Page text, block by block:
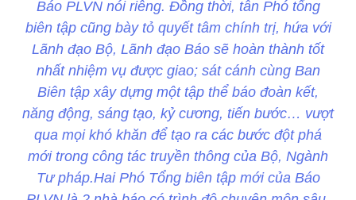
Báo PLVN nói riêng. Đồng thời, tân Phó tổng
biên tập cũng bày tỏ quyết tâm chính trị, hứa với
Lãnh đạo Bộ, Lãnh đạo Báo sẽ hoàn thành tốt
nhất nhiệm vụ được giao; sát cánh cùng Ban
Biên tập xây dựng một tập thể báo đoàn kết,
năng động, sáng tạo, kỷ cương, tiến bước… vượt
qua mọi khó khăn để tạo ra các bước đột phá
mới trong công tác truyền thông của Bộ, Ngành
Tư pháp.Hai Phó Tổng biên tập mới của Báo